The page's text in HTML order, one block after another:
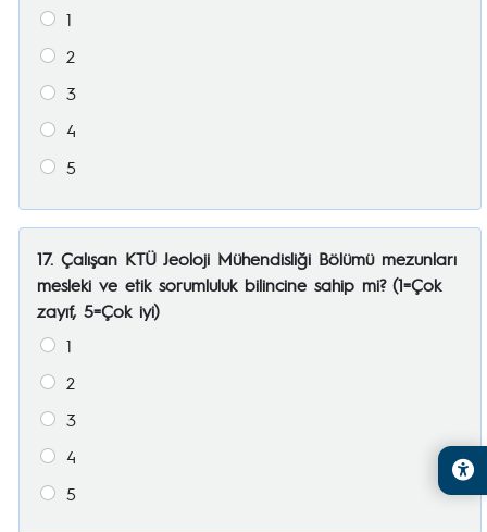
1
2
3
4
5
17. Çalışan KTÜ Jeoloji Mühendisliği Bölümü mezunları
mesleki ve etik sorumluluk bilincine sahip mi? (1=Çok
zayıf, 5=Çok iyi)
1
2
3
4
5